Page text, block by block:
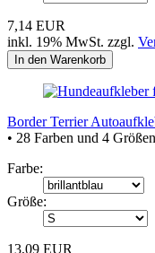
7,14 EUR
inkl. 19% MwSt. zzgl.
In den Warenkorb
Border Terrier
• 28 Farben und 4
Farbe:
Größe:
13,09 EUR